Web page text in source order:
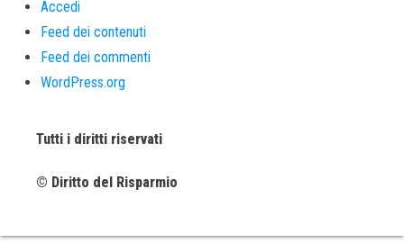
Accedi
Feed dei contenuti
Feed dei commenti
WordPress.org
Tutti i diritti riservati
© Diritto del Risparmio